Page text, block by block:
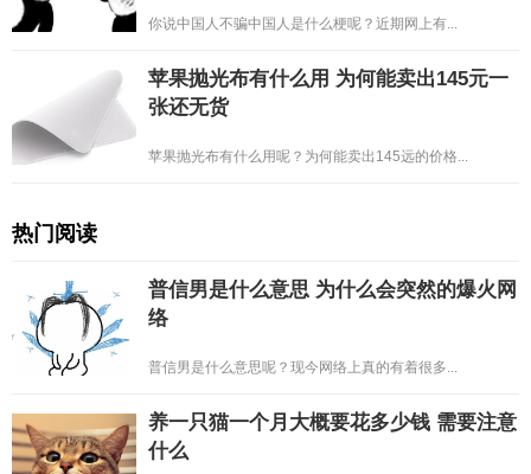
你说中国人不骗中国人是什么梗呢？近期网上有...
苹果抛光布有什么用 为何能卖出145元一
张还无货
苹果抛光布有什么用呢？为何能卖出145远的价格...
热门阅读
普信男是什么意思 为什么会突然的爆火网
络
普信男是什么意思呢？现今网络上真的有着很多...
养一只猫一个月大概要花多少钱 需要注意
什么